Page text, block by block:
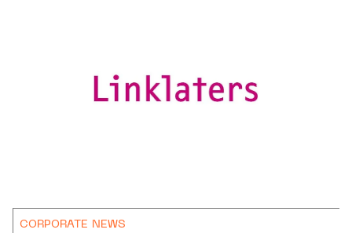
CORPORATE NEWS